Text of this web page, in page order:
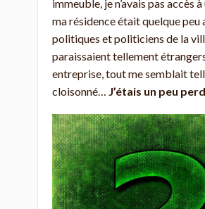
immeuble, je n’avais pas accès
ma résidence était quelque peu
politiques et politiciens de la
paraissaient tellement
entreprise, tout me semblait
cloisonné… J’étais un peu